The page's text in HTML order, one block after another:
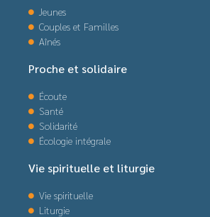
Jeunes
Couples et Familles
Aînés
Proche et solidaire
Écoute
Santé
Solidarité
Écologie intégrale
Vie spirituelle et liturgie
Vie spirituelle
Liturgie